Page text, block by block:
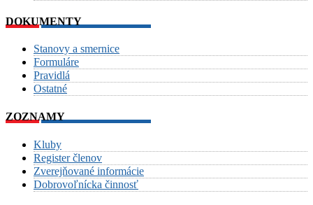
DOKUMENTY
Stanovy a smernice
Formuláre
Pravidlá
Ostatné
ZOZNAMY
Kluby
Register členov
Zverejňované informácie
Dobrovoľnícka činnosť